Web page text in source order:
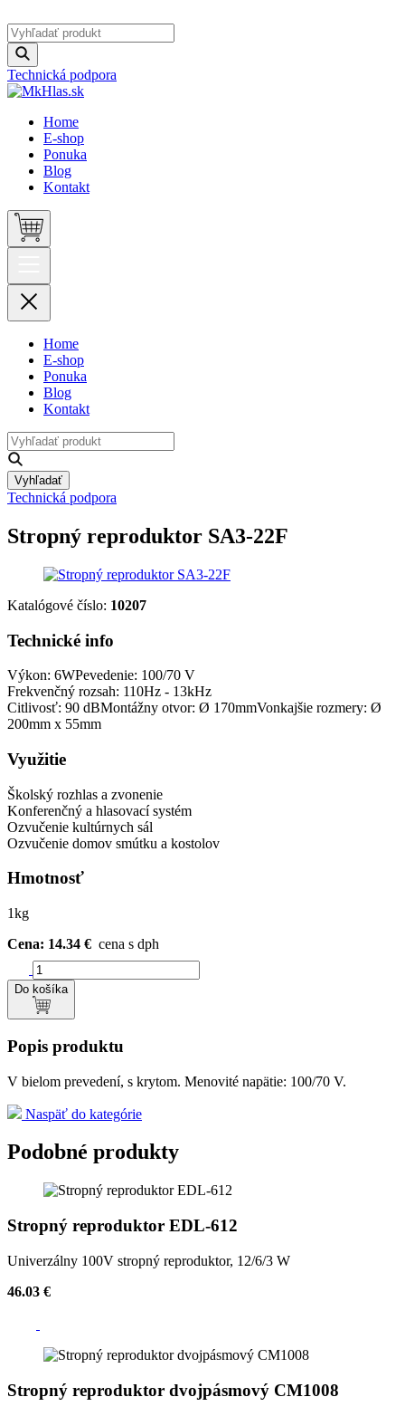
Technická podpora
Home
E-shop
Ponuka
Blog
Kontakt
Home
E-shop
Ponuka
Blog
Kontakt
Vyhľadať
Technická podpora
Stropný reproduktor SA3-22F
Katalógové číslo: 10207
Technické info
Výkon: 6WPevedenie: 100/70 V
Frekvenčný rozsah: 110Hz - 13kHz
Citlivosť: 90 dBMontážny otvor: Ø 170mmVonkajšie rozmery: Ø
200mm x 55mm
Využitie
Školský rozhlas a zvonenie
Konferenčný a hlasovací systém
Ozvučenie kultúrnych sál
Ozvučenie domov smútku a kostolov
Hmotnosť
1kg
Cena: 14.34 € cena s dph
Do košíka
Popis produktu
V bielom prevedení, s krytom. Menovité napätie: 100/70 V.
Naspäť do kategórie
Podobné produkty
Stropný reproduktor EDL-612
Univerzálny 100V stropný reproduktor, 12/6/3 W
46.03 €
Stropný reproduktor dvojpásmový CM1008